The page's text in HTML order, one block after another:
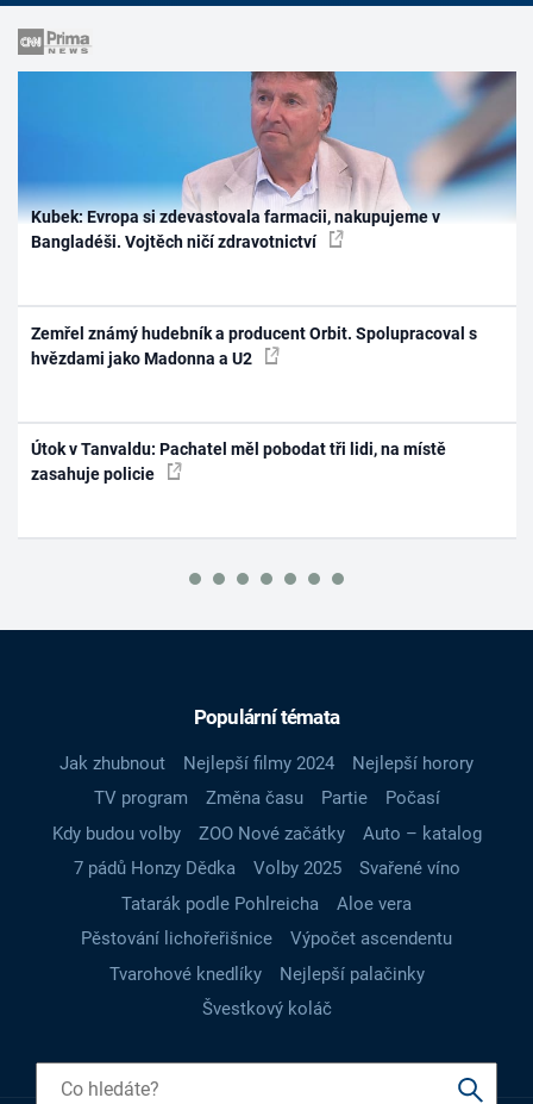
Kubek: Evropa si zdevastovala farmacii, nakupujeme v
Bangladéši. Vojtěch ničí zdravotnictví
Zemřel známý hudebník a producent Orbit. Spolupracoval s
hvězdami jako Madonna a U2
Útok v Tanvaldu: Pachatel měl pobodat tři lidi, na místě
zasahuje policie
Populární témata
Jak zhubnout Nejlepší filmy 2024
Nejlepší horory
TV program
Změna času Partie
Počasí
Kdy budou volby
ZOO Nové začátky
Auto – katalog
7 pádů Honzy Dědka
Volby 2025
Svařené víno
Tatarák podle Pohlreicha
Aloe vera
Pěstování lichořeřišnice
Výpočet ascendentu
Tvarohové knedlíky
Nejlepší palačinky
Švestkový koláč